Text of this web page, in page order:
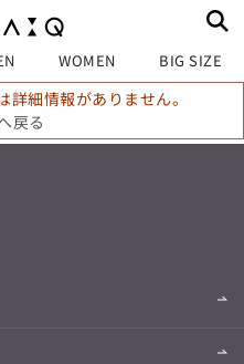
WOMEN BIG SIZE
細情報がありません。
戻る